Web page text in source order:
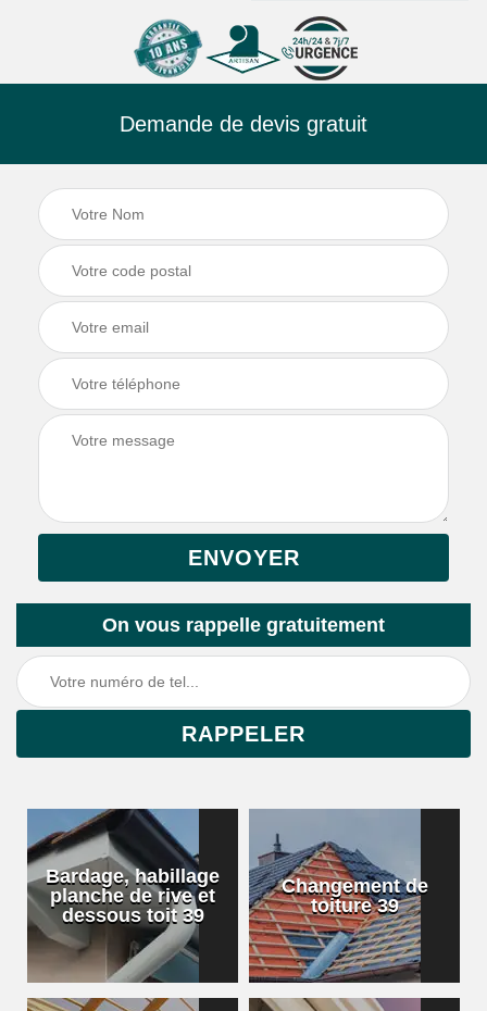
Demande de devis gratuit
On vous rappelle gratuitement
Bardage, habillage
planche de rive et
dessous toit 39
Changement de
toiture 39